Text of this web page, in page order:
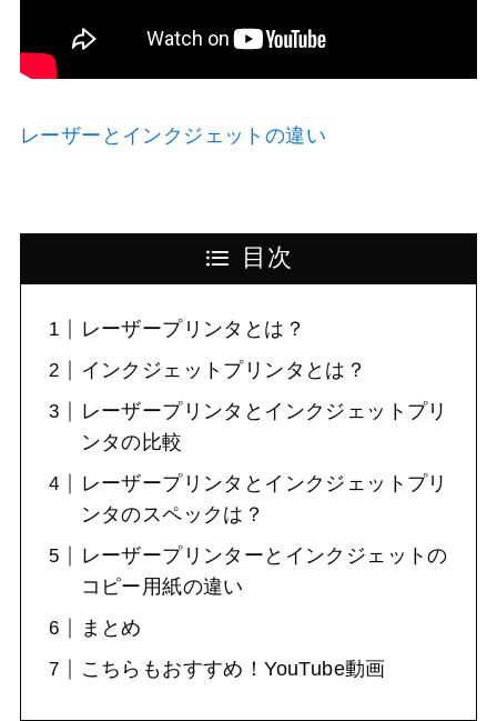
レーザーとインクジェットの違い
目次
レーザープリンタとは？
インクジェットプリンタとは？
レーザープリンタとインクジェットプリ
ンタの比較
レーザープリンタとインクジェットプリ
ンタのスペックは？
レーザープリンターとインクジェットの
コピー用紙の違い
まとめ
こちらもおすすめ！YouTube動画